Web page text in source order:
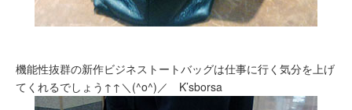
機能性抜群の新作ビジネストートバッグは仕事に行く気分を上げ
てくれるでしょう↑↑＼(^o^)／ K’sborsa